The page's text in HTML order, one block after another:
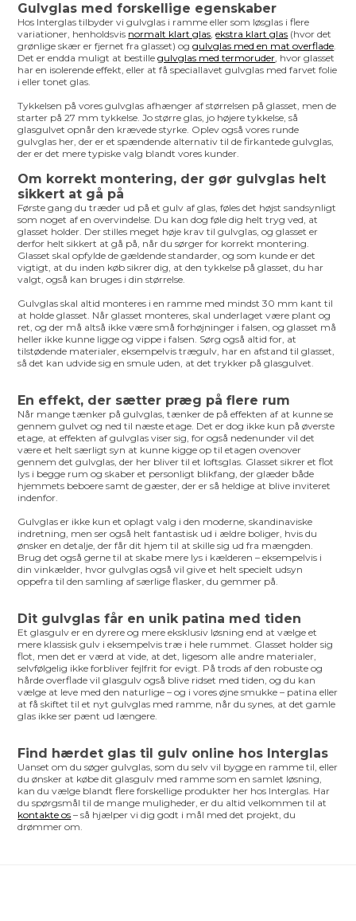
Gulvglas med forskellige egenskaber
Hos Interglas tilbyder vi gulvglas i ramme eller som løsglas i flere
variationer, henholdsvis normalt klart glas,ekstra klart glas (hvor det
grønlige skær er fjernet fra glasset) oggulvglas med en mat overflade.
Det er endda muligt at bestillegulvglas med termoruder, hvor glasset
har en isolerende effekt, eller at få speciallavet gulvglas med farvet folie
i eller tonet glas.
Tykkelsen på vores gulvglas afhænger af størrelsen på glasset, men de
starter på 27 mm tykkelse. Jo større glas, jo højere tykkelse, så
glasgulvet opnår den krævede styrke. Oplev også vores runde
gulvglas her, der er et spændende alternativ til de firkantede gulvglas,
der er det mere typiske valg blandt vores kunder.
Om korrekt montering, der gør gulvglas helt
sikkert at gå på
Første gang du træder ud på et gulv af glas, føles det højst sandsynligt
som noget af en overvindelse. Du kan dog føle dig helt tryg ved, at
glasset holder. Der stilles meget høje krav til gulvglas, og glasset er
derfor helt sikkert at gå på, når du sørger for korrekt montering.
Glasset skal opfylde de gældende standarder, og som kunde er det
vigtigt, at du inden køb sikrer dig, at den tykkelse på glasset, du har
valgt, også kan bruges i din størrelse.
Gulvglas skal altid monteres i en ramme med mindst 30 mm kant til
at holde glasset. Når glasset monteres, skal underlaget være plant og
ret, og der må altså ikke være små forhøjninger i falsen, og glasset må
heller ikke kunne ligge og vippe i falsen. Sørg også altid for, at
tilstødende materialer, eksempelvis trægulv, har en afstand til glasset,
så det kan udvide sig en smule uden, at det trykker på glasgulvet.
En effekt, der sætter præg på flere rum
Når mange tænker på gulvglas, tænker de på effekten af at kunne se
gennem gulvet og ned til næste etage. Det er dog ikke kun på øverste
etage, at effekten af gulvglas viser sig, for også nedenunder vil det
være et helt særligt syn at kunne kigge op til etagen ovenover
gennem det gulvglas, der her bliver til et loftsglas. Glasset sikrer et flot
lys i begge rum og skaber et personligt blikfang, der glæder både
hjemmets beboere samt de gæster, der er så heldige at blive inviteret
indenfor.
Gulvglas er ikke kun et oplagt valg i den moderne, skandinaviske
indretning, men ser også helt fantastisk ud i ældre boliger, hvis du
ønsker en detalje, der får dit hjem til at skille sig ud fra mængden.
Brug det også gerne til at skabe mere lys i kælderen – eksempelvis i
din vinkælder, hvor gulvglas også vil give et helt specielt udsyn
oppefra til den samling af særlige flasker, du gemmer på.
Dit gulvglas får en unik patina med tiden
Et glasgulv er en dyrere og mere eksklusiv løsning end at vælge et
mere klassisk gulv i eksempelvis træ i hele rummet. Glasset holder sig
flot, men det er værd at vide, at det, ligesom alle andre materialer,
selvfølgelig ikke forbliver fejlfrit for evigt. På trods af den robuste og
hårde overflade vil glasgulv også blive ridset med tiden, og du kan
vælge at leve med den naturlige – og i vores øjne smukke – patina eller
at få skiftet til et nyt gulvglas med ramme, når du synes, at det gamle
glas ikke ser pænt ud længere.
Find hærdet glas til gulv online hos Interglas
Uanset om du søger gulvglas, som du selv vil bygge en ramme til, eller
du ønsker at købe dit glasgulv med ramme som en samlet løsning,
kan du vælge blandt flere forskellige produkter her hos Interglas. Har
du spørgsmål til de mange muligheder, er du altid velkommen til at
kontakte os – så hjælper vi dig godt i mål med det projekt, du
drømmer om.